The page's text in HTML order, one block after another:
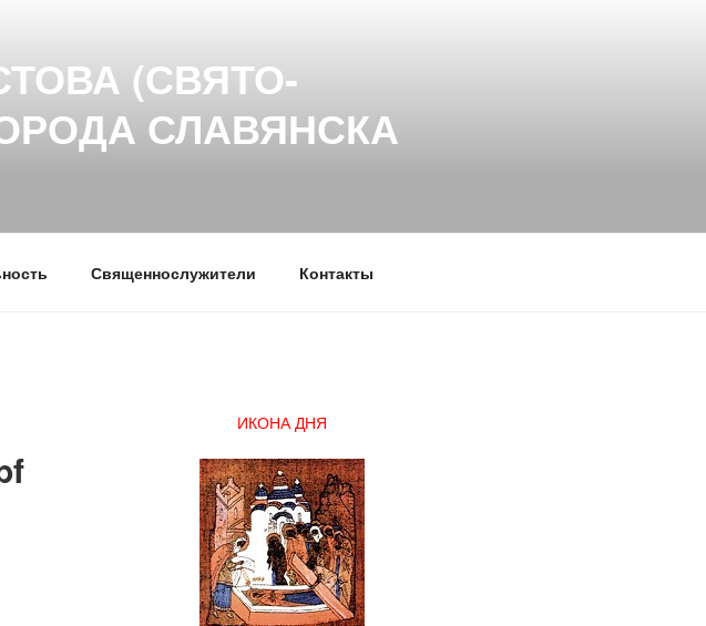
(СВЯТО-
СЛАВЯНСКА
Священнослужители Контакты
ИКОНА ДНЯ